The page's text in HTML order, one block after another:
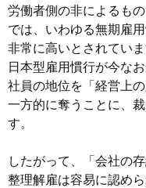
労働者側の非によるも
では、いわゆる無期雇
非常に高いとされてい
日本型雇用慣行が今な
社員の地位を「経営上
一方的に奪うことに、
す。
したがって、「会社の
整理解雇は容易に認め